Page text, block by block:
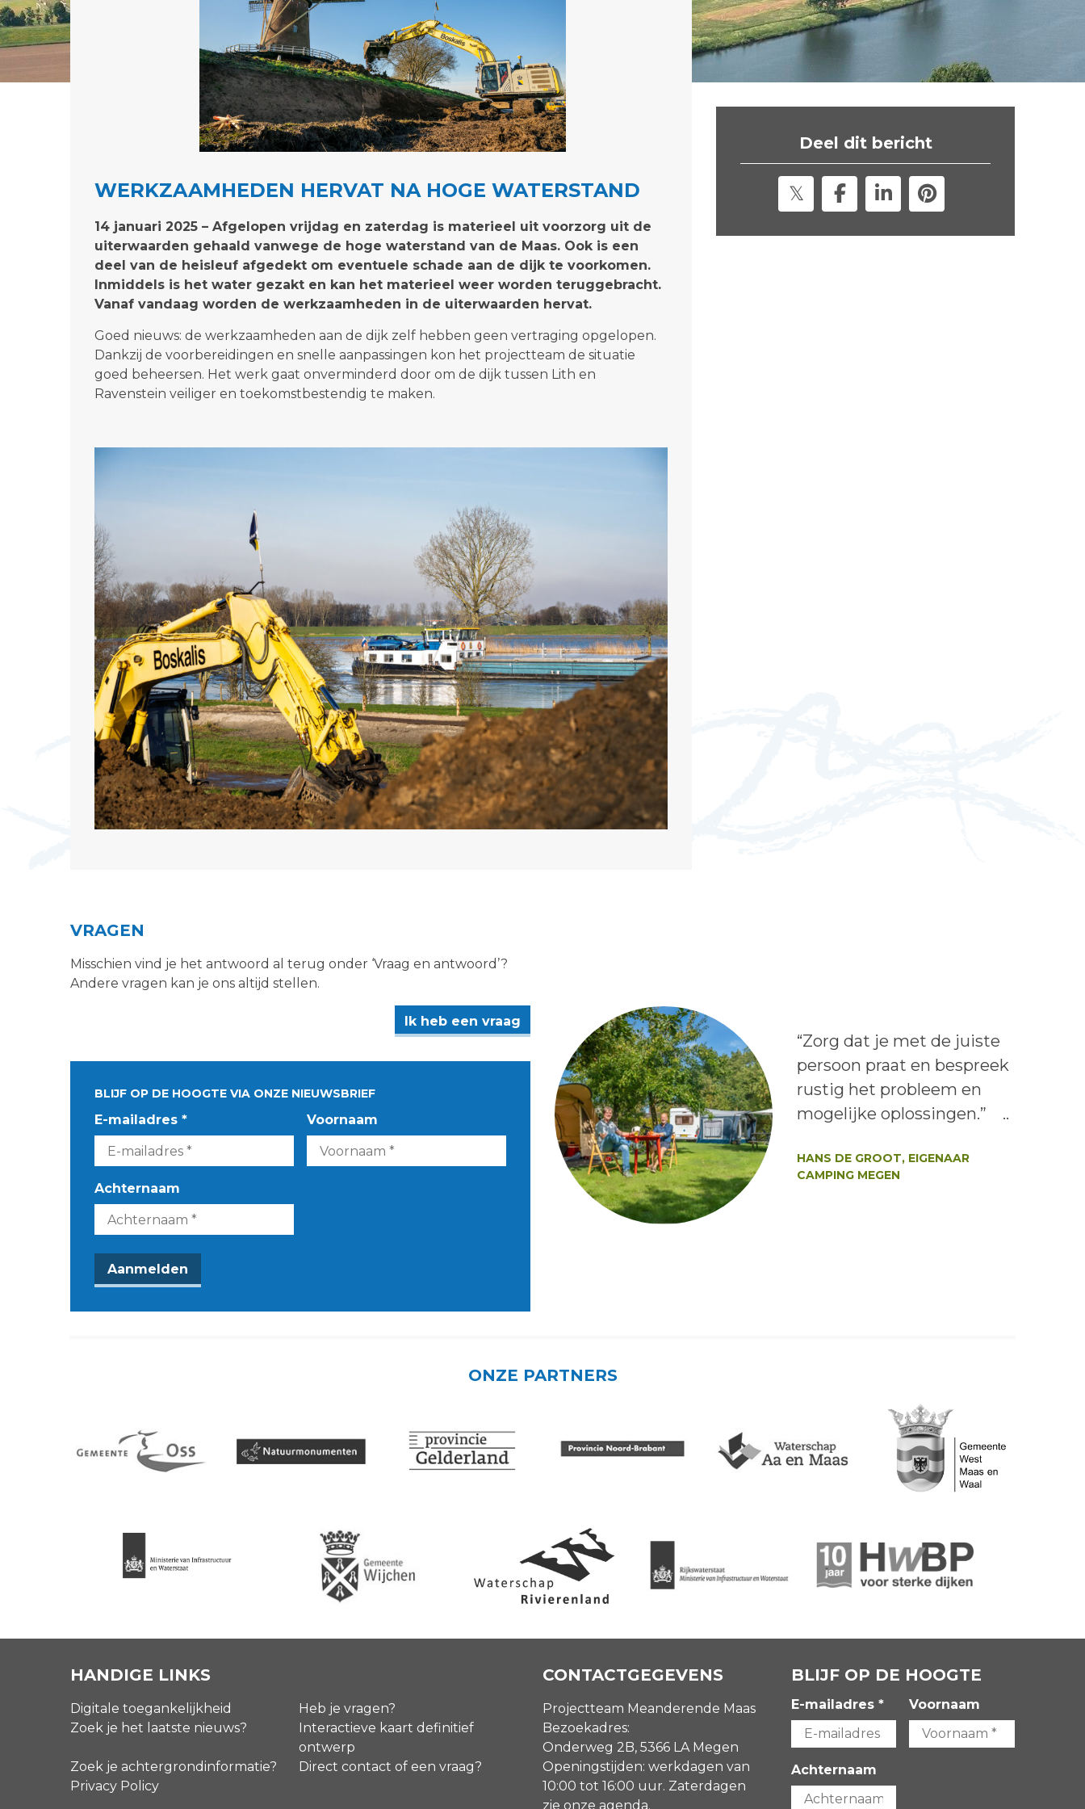
WERKZAAMHEDEN HERVAT NA HOGE WATERSTAND
14 januari 2025 – Afgelopen vrijdag en zaterdag is materieel uit voorzorg uit de
uiterwaarden gehaald vanwege de hoge waterstand van de Maas. Ook is een
deel van de heisleuf afgedekt om eventuele schade aan de dijk te voorkomen.
Inmiddels is het water gezakt en kan het materieel weer worden teruggebracht.
Vanaf vandaag worden de werkzaamheden in de uiterwaarden hervat.
Goed nieuws: de werkzaamheden aan de dijk zelf hebben geen vertraging opgelopen.
Dankzij de voorbereidingen en snelle aanpassingen kon het projectteam de situatie
goed beheersen. Het werk gaat onverminderd door om de dijk tussen Lith en
Ravenstein veiliger en toekomstbestendig te maken.
Deel dit bericht
VRAGEN
Misschien vind je het antwoord al terug onder ‘Vraag en antwoord’?
Andere vragen kan je ons altijd stellen.
Ik heb een vraag
BLIJF OP DE HOOGTE VIA ONZE NIEUWSBRIEF
E-mailadres * Voornaam
Achternaam
Lees het bericht:
“Zorg dat je met de juiste
persoon praat en bespreek
rustig het probleem en
mogelijke oplossingen.” ..
HANS DE GROOT, EIGENAAR
CAMPING MEGEN
ONZE PARTNERS
HANDIGE LINKS
Digitale toegankelijkheid
Heb je vragen?
Zoek je het laatste nieuws?
Interactieve kaart definitief
ontwerp
Zoek je achtergrondinformatie?
Direct contact of een vraag?
Privacy Policy
CONTACTGEGEVENS
Projectteam Meanderende Maas
Bezoekadres:
Onderweg 2B, 5366 LA Megen
Openingstijden: werkdagen van
10:00 tot 16:00 uur. Zaterdagen
zie onze agenda.
BLIJF OP DE HOOGTE
E-mailadres * Voornaam
Achternaam